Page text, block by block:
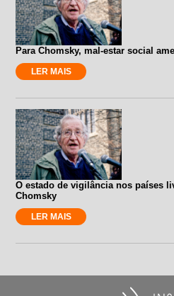
Para Chomsky, mal-estar social
LER MAIS
O estado de vigilância nos países
Chomsky
LER MAIS